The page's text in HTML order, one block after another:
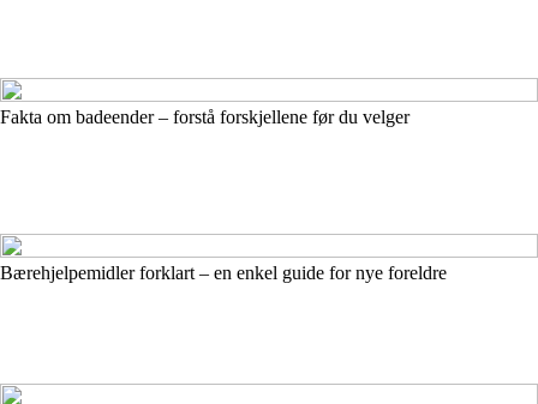
Fakta om badeender – forstå forskjellene før du velger
Bærehjelpemidler forklart – en enkel guide for nye foreldre